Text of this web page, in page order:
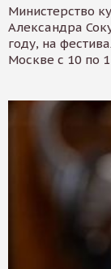
Министерство
Александра
году, на
Москве с 10 по